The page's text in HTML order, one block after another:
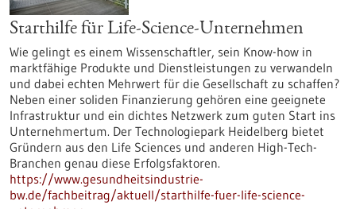
Starthilfe für Life-Science-Unternehmen
Wie gelingt es einem Wissenschaftler, sein Know-how in
marktfähige Produkte und Dienstleistungen zu verwandeln
und dabei echten Mehrwert für die Gesellschaft zu schaffen?
Neben einer soliden Finanzierung gehören eine geeignete
Infrastruktur und ein dichtes Netzwerk zum guten Start ins
Unternehmertum. Der Technologiepark Heidelberg bietet
Gründern aus den Life Sciences und anderen High-Tech-
Branchen genau diese Erfolgsfaktoren.
https://www.gesundheitsindustrie-
bw.de/fachbeitrag/aktuell/starthilfe-fuer-life-science-